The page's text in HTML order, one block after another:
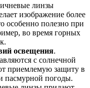
линзы
изображение более
особенно полезно при
во время горных
освещения.
с солнечной
приемлемую защиту в
пасмурной погоды.